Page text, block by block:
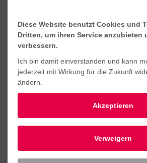
Wir verschaffen uns als erstes
vor Ort: Obligatorisch ist die
auf Wunsch auch unter
zuständigen Betriebsarztes
Personalvertretung hinsichtlich
auftretender Mängel.
Auswertung und Beratung
Diese Website benutzt Cookies und
Dritten, um ihren Service anzubieten
verbessern.
Ich bin damit einverstanden und kann
jederzeit mit Wirkung für die Zukunft
ändern.
Akzeptieren
Verweigern